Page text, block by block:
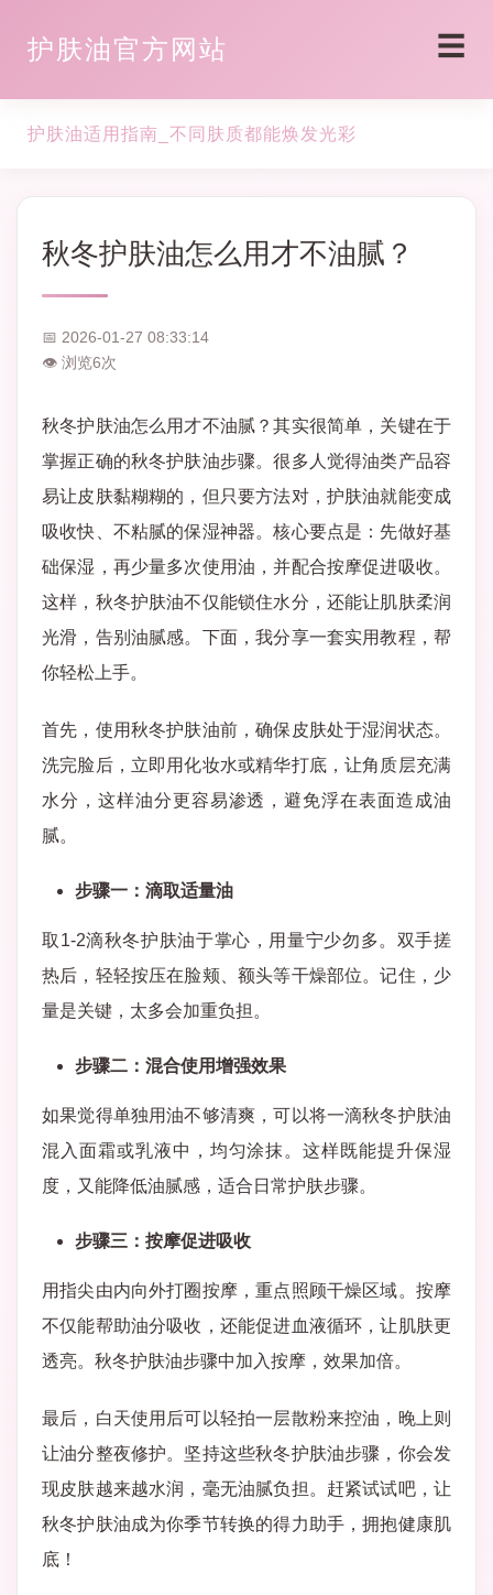
护肤油官方网站 ☰
护肤油适用指南_不同肤质都能焕发光彩
秋冬护肤油怎么用才不油腻？
📅 2026-01-27 08:33:14
👁 浏览6次
秋冬护肤油怎么用才不油腻？其实很简单，关键在于
掌握正确的秋冬护肤油步骤。很多人觉得油类产品容
易让皮肤黏糊糊的，但只要方法对，护肤油就能变成
吸收快、不粘腻的保湿神器。核心要点是：先做好基
础保湿，再少量多次使用油，并配合按摩促进吸收。
这样，秋冬护肤油不仅能锁住水分，还能让肌肤柔润
光滑，告别油腻感。下面，我分享一套实用教程，帮
你轻松上手。
首先，使用秋冬护肤油前，确保皮肤处于湿润状态。
洗完脸后，立即用化妆水或精华打底，让角质层充满
水分，这样油分更容易渗透，避免浮在表面造成油
腻。
步骤一：滴取适量油
取1-2滴秋冬护肤油于掌心，用量宁少勿多。双手搓
热后，轻轻按压在脸颊、额头等干燥部位。记住，少
量是关键，太多会加重负担。
步骤二：混合使用增强效果
如果觉得单独用油不够清爽，可以将一滴秋冬护肤油
混入面霜或乳液中，均匀涂抹。这样既能提升保湿
度，又能降低油腻感，适合日常护肤步骤。
步骤三：按摩促进吸收
用指尖由内向外打圈按摩，重点照顾干燥区域。按摩
不仅能帮助油分吸收，还能促进血液循环，让肌肤更
透亮。秋冬护肤油步骤中加入按摩，效果加倍。
最后，白天使用后可以轻拍一层散粉来控油，晚上则
让油分整夜修护。坚持这些秋冬护肤油步骤，你会发
现皮肤越来越水润，毫无油腻负担。赶紧试试吧，让
秋冬护肤油成为你季节转换的得力助手，拥抱健康肌
底！